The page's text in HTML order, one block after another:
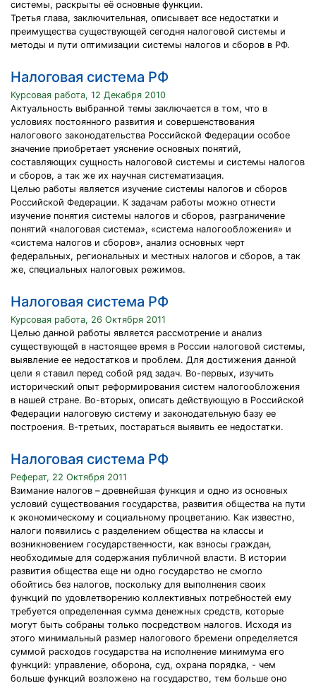
системы, раскрыты её основные функции.
Третья глава, заключительная, описывает все недостатки и
преимущества существующей сегодня налоговой системы и
методы и пути оптимизации системы налогов и сборов в РФ.
Налоговая система РФ
Курсовая работа, 12 Декабря 2010
Актуальность выбранной темы заключается в том, что в
условиях постоянного развития и совершенствования
налогового законодательства Российской Федерации особое
значение приобретает уяснение основных понятий,
составляющих сущность налоговой системы и системы налогов
и сборов, а так же их научная систематизация.
Целью работы является изучение системы налогов и сборов
Российской Федерации. К задачам работы можно отнести
изучение понятия системы налогов и сборов, разграничение
понятий «налоговая система», «система налогообложения» и
«система налогов и сборов», анализ основных черт
федеральных, региональных и местных налогов и сборов, а так
же, специальных налоговых режимов.
Налоговая система РФ
Курсовая работа, 26 Октября 2011
Целью данной работы является рассмотрение и анализ
существующей в настоящее время в России налоговой системы,
выявление ее недостатков и проблем. Для достижения данной
цели я ставил перед собой ряд задач. Во-первых, изучить
исторический опыт реформирования систем налогообложения
в нашей стране. Во-вторых, описать действующую в Российской
Федерации налоговую систему и законодательную базу ее
построения. В-третьих, постараться выявить ее недостатки.
Налоговая система РФ
Реферат, 22 Октября 2011
Взимание налогов – древнейшая функция и одно из основных
условий существования государства, развития общества на пути
к экономическому и социальному процветанию. Как известно,
налоги появились с разделением общества на классы и
возникновением государственности, как взносы граждан,
необходимые для содержания публичной власти. В истории
развития общества еще ни одно государство не смогло
обойтись без налогов, поскольку для выполнения своих
функций по удовлетворению коллективных потребностей ему
требуется определенная сумма денежных средств, которые
могут быть собраны только посредством налогов. Исходя из
этого минимальный размер налогового бремени определяется
суммой расходов государства на исполнение минимума его
функций: управление, оборона, суд, охрана порядка, - чем
больше функций возложено на государство, тем больше оно